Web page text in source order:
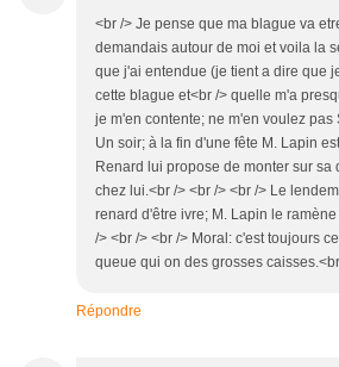
<br /> Je pense que ma blague va
demandais autour de moi et voila la
que j'ai entendue (je tient a dire que
cette blague et<br /> quelle m'a
je m'en contente; ne m'en voulez pas
Un soir; à la fin d'une fête M. Lapin
Renard lui propose de monter sur
chez lui.<br /> <br /> <br /> Le
renard d'être ivre; M. Lapin le
/> <br /> <br /> Moral: c'est toujours
queue qui on des grosses
Répondre